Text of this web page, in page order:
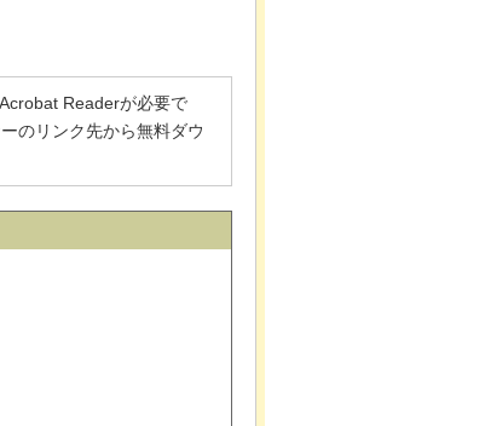
Readerが必要で
のリンク先から無料ダウ